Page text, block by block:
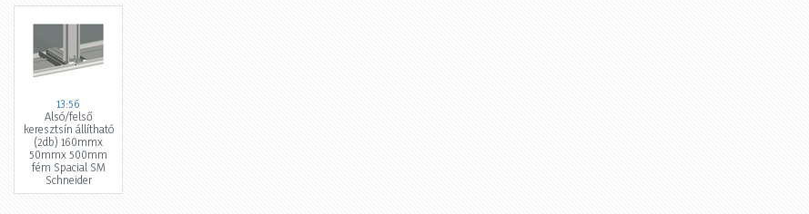
13:56
Alsó/felső
keresztsín állítható
(2db) 160mmx
50mmx 500mm
fém Spacial SM
Schneider